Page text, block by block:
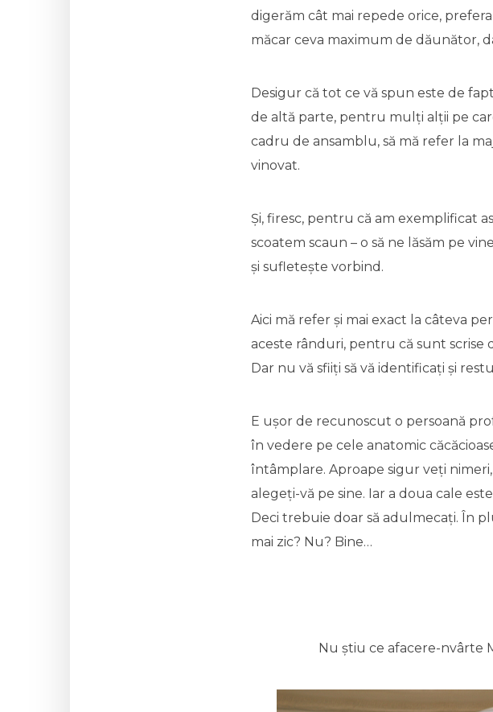
digerăm cât mai repede orice,
măcar ceva maximum de dăunător,
Desigur că tot ce vă spun este de
de altă parte, pentru mulți alții pe
cadru de ansamblu, să mă refer la
vinovat.
Și, firesc, pentru că am exemplificat
scoatem scaun – o să ne lăsăm pe
și sufletește vorbind.
Aici mă refer și mai exact la câteva
aceste rânduri, pentru că sunt scrise
Dar nu vă sfiiți să vă identificați și
E ușor de recunoscut o persoană
în vedere pe cele anatomic
întâmplare. Aproape sigur veți
alegeți-vă pe sine. Iar a doua cale
Deci trebuie doar să adulmecați. În
mai zic? Nu? Bine…
Nu știu ce afacere-nvârte